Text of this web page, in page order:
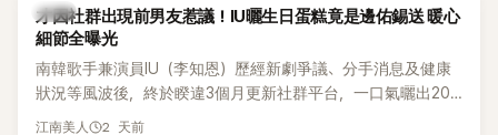
韓星
才因社群出現前男友惹議！IU曬生日蛋糕竟是邊佑錫送 暖心
細節全曝光
南韓歌手兼演員IU（李知恩）歷經新劇爭議、分手消息及健康
狀況等風波後，終於睽違3個月更新社群平台，一口氣曬出20
張近況照，讓大批粉絲又驚又喜。其中，一張生日蛋糕照意外
江南美人 2 天前